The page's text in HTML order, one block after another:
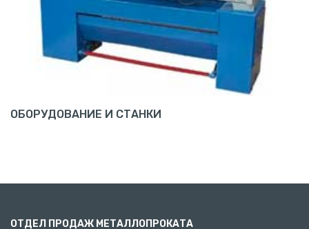
ОБОРУДОВАНИЕ И СТАНКИ
ОТДЕЛ ПРОДАЖ МЕТАЛЛОПРОКАТА